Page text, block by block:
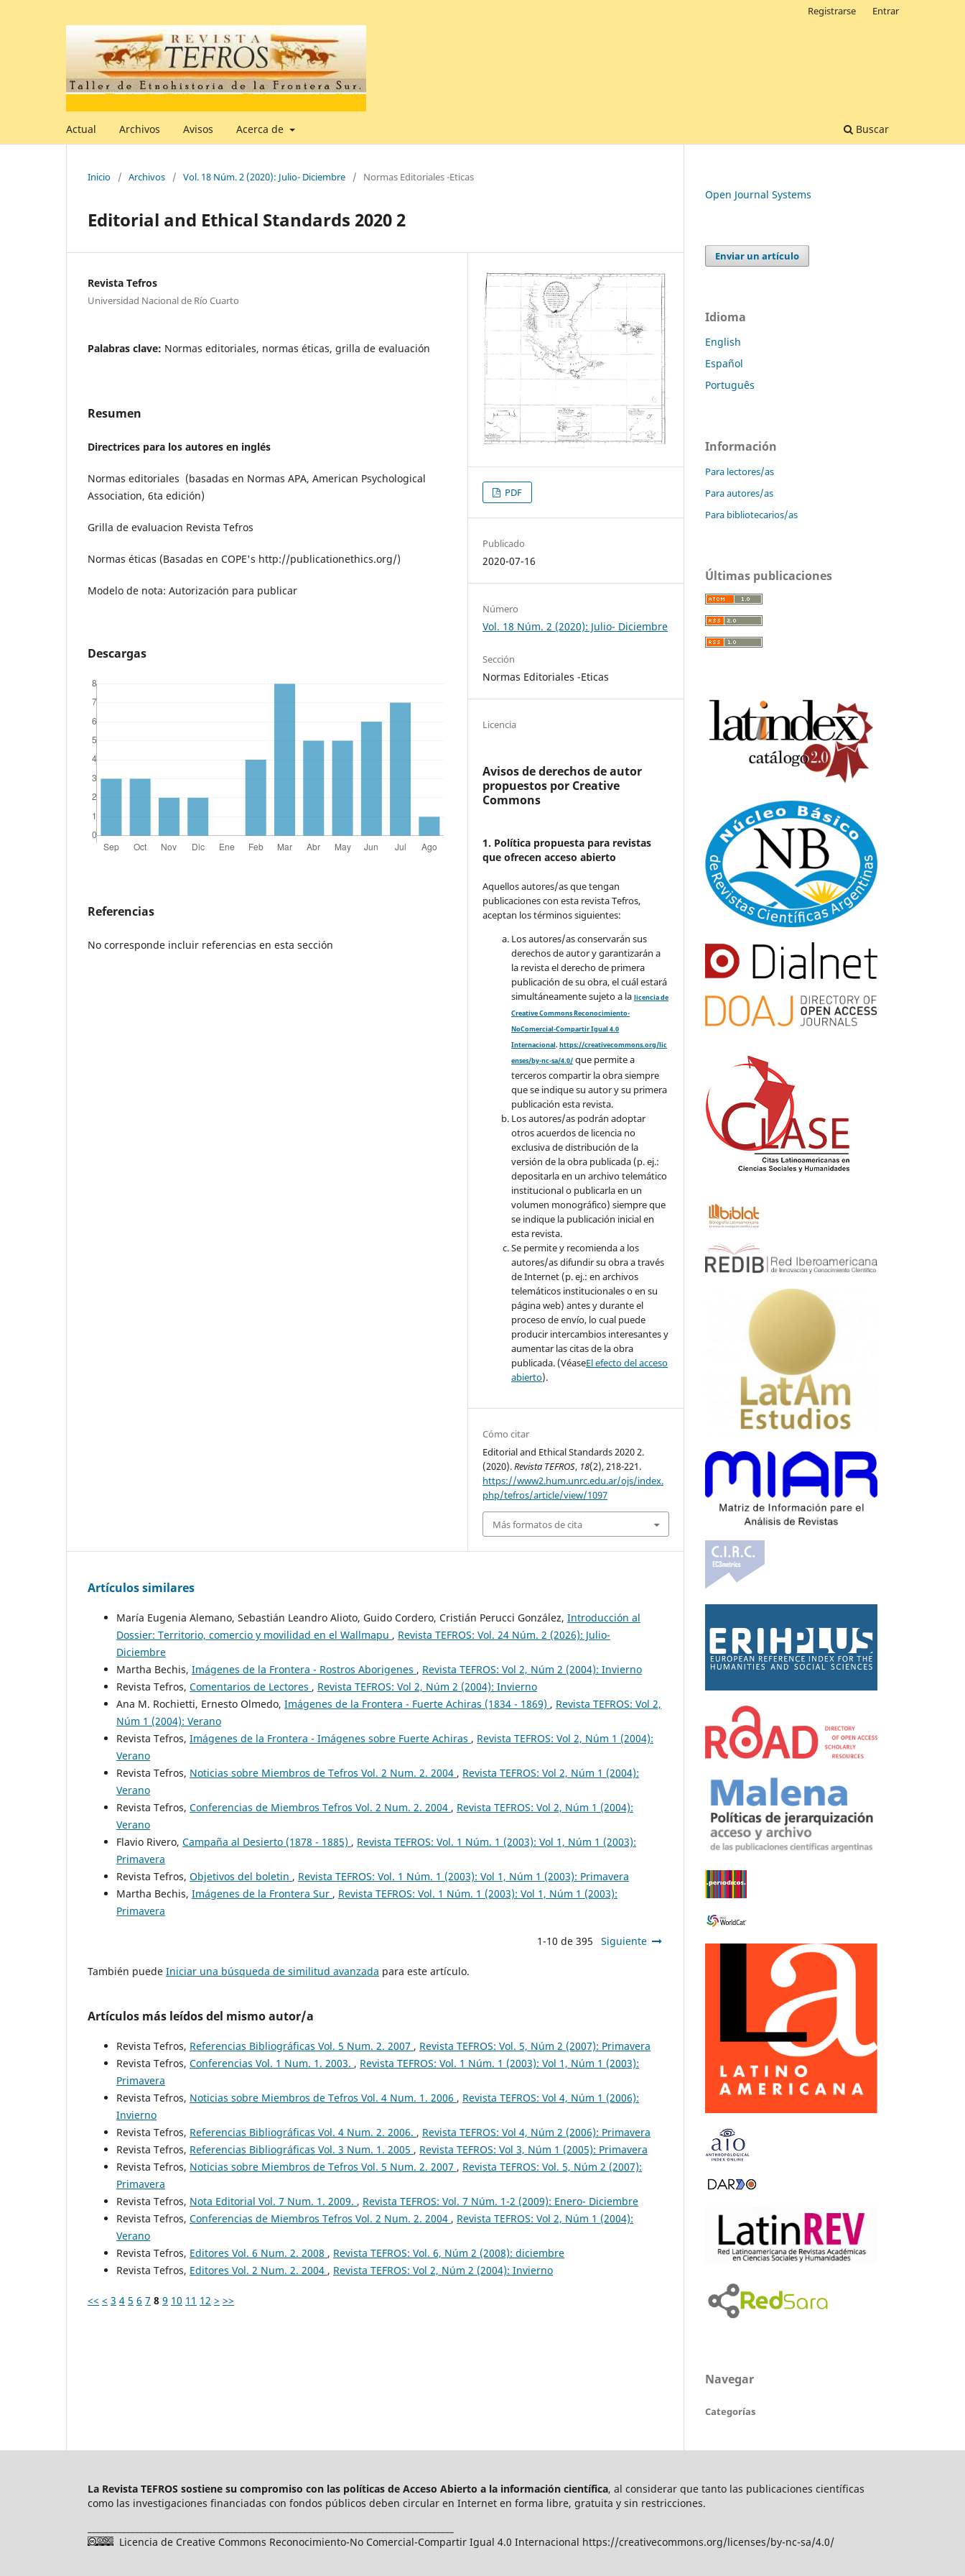
Actual Archivos Avisos Acerca de Buscar
Registrarse Entrar
Inicio / Archivos / Vol. 18 Núm. 2 (2020): Julio- Diciembre / Normas Editoriales -Eticas
Editorial and Ethical Standards 2020 2
Revista Tefros
Universidad Nacional de Río Cuarto
Palabras clave: Normas editoriales, normas éticas, grilla de evaluación
Resumen
Directrices para los autores en inglés
Normas editoriales (basadas en Normas APA, American Psychological
Association, 6ta edición)
Grilla de evaluacion Revista Tefros
Normas éticas (Basadas en COPE's http://publicationethics.org/)
Modelo de nota: Autorización para publicar
Descargas
Referencias
No corresponde incluir referencias en esta sección
PDF
Publicado
2020-07-16
Número
Vol. 18 Núm. 2 (2020): Julio- Diciembre
Sección
Normas Editoriales -Eticas
Licencia
Avisos de derechos de autor
propuestos por Creative
Commons
1. Política propuesta para revistas
que ofrecen acceso abierto
Aquellos autores/as que tengan
publicaciones con esta revista Tefros,
aceptan los términos siguientes:
Los autores/as conservarán sus
derechos de autor y garantizarán a
la revista el derecho de primera
publicación de su obra, el cuál estará
simultáneamente sujeto a lalicencia de
Creative Commons Reconocimiento-
NoComercial-Compartir Igual 4.0
Internacional.https://creativecommons.org/lic
enses/by-nc-sa/4.0/ que permite a
terceros compartir la obra siempre
que se indique su autor y su primera
publicación esta revista.
Los autores/as podrán adoptar
otros acuerdos de licencia no
exclusiva de distribución de la
versión de la obra publicada (p. ej.:
depositarla en un archivo telemático
institucional o publicarla en un
volumen monográfico) siempre que
se indique la publicación inicial en
esta revista.
Se permite y recomienda a los
autores/as difundir su obra a través
de Internet (p. ej.: en archivos
telemáticos institucionales o en su
página web) antes y durante el
proceso de envío, lo cual puede
producir intercambios interesantes y
aumentar las citas de la obra
publicada. (VéaseEl efecto del acceso
abierto).
Cómo citar
Editorial and Ethical Standards 2020 2.
(2020).Revista TEFROS, 18(2), 218-221.
https://www2.hum.unrc.edu.ar/ojs/index.
php/tefros/article/view/1097
Más formatos de cita
Artículos similares
María Eugenia Alemano, Sebastián Leandro Alioto, Guido Cordero, Cristián Perucci González, Introducción al
Dossier: Territorio, comercio y movilidad en el Wallmapu , Revista TEFROS: Vol. 24 Núm. 2 (2026): Julio-
Diciembre
Martha Bechis, Imágenes de la Frontera - Rostros Aborigenes , Revista TEFROS: Vol 2, Núm 2 (2004): Invierno
Revista Tefros, Comentarios de Lectores , Revista TEFROS: Vol 2, Núm 2 (2004): Invierno
Ana M. Rochietti, Ernesto Olmedo, Imágenes de la Frontera - Fuerte Achiras (1834 - 1869) , Revista TEFROS: Vol 2,
Núm 1 (2004): Verano
Revista Tefros, Imágenes de la Frontera - Imágenes sobre Fuerte Achiras , Revista TEFROS: Vol 2, Núm 1 (2004):
Verano
Revista Tefros, Noticias sobre Miembros de Tefros Vol. 2 Num. 2. 2004 , Revista TEFROS: Vol 2, Núm 1 (2004):
Verano
Revista Tefros, Conferencias de Miembros Tefros Vol. 2 Num. 2. 2004 , Revista TEFROS: Vol 2, Núm 1 (2004):
Verano
Flavio Rivero, Campaña al Desierto (1878 - 1885) , Revista TEFROS: Vol. 1 Núm. 1 (2003): Vol 1, Núm 1 (2003):
Primavera
Revista Tefros, Objetivos del boletin , Revista TEFROS: Vol. 1 Núm. 1 (2003): Vol 1, Núm 1 (2003): Primavera
Martha Bechis, Imágenes de la Frontera Sur , Revista TEFROS: Vol. 1 Núm. 1 (2003): Vol 1, Núm 1 (2003):
Primavera
1-10 de 395 Siguiente
También puede Iniciar una búsqueda de similitud avanzada para este artículo.
Artículos más leídos del mismo autor/a
Revista Tefros, Referencias Bibliográficas Vol. 5 Num. 2. 2007 , Revista TEFROS: Vol. 5, Núm 2 (2007): Primavera
Revista Tefros, Conferencias Vol. 1 Num. 1. 2003. , Revista TEFROS: Vol. 1 Núm. 1 (2003): Vol 1, Núm 1 (2003):
Primavera
Revista Tefros, Noticias sobre Miembros de Tefros Vol. 4 Num. 1. 2006 , Revista TEFROS: Vol 4, Núm 1 (2006):
Invierno
Revista Tefros, Referencias Bibliográficas Vol. 4 Num. 2. 2006. , Revista TEFROS: Vol 4, Núm 2 (2006): Primavera
Revista Tefros, Referencias Bibliográficas Vol. 3 Num. 1. 2005 , Revista TEFROS: Vol 3, Núm 1 (2005): Primavera
Revista Tefros, Noticias sobre Miembros de Tefros Vol. 5 Num. 2. 2007 , Revista TEFROS: Vol. 5, Núm 2 (2007):
Primavera
Revista Tefros, Nota Editorial Vol. 7 Num. 1. 2009. , Revista TEFROS: Vol. 7 Núm. 1-2 (2009): Enero- Diciembre
Revista Tefros, Conferencias de Miembros Tefros Vol. 2 Num. 2. 2004 , Revista TEFROS: Vol 2, Núm 1 (2004):
Verano
Revista Tefros, Editores Vol. 6 Num. 2. 2008 , Revista TEFROS: Vol. 6, Núm 2 (2008): diciembre
Revista Tefros, Editores Vol. 2 Num. 2. 2004 , Revista TEFROS: Vol 2, Núm 2 (2004): Invierno
<< < 3 4 5 6 7 8 9 10 11 12 > >>
Open Journal Systems
Enviar un artículo
Idioma
English
Español
Português
Información
Para lectores/as
Para autores/as
Para bibliotecarios/as
Últimas publicaciones
Navegar
Categorías
La Revista TEFROS sostiene su compromiso con las políticas de Acceso Abierto a la información científica, al considerar que tanto las publicaciones científicas
como las investigaciones financiadas con fondos públicos deben circular en Internet en forma libre, gratuita y sin restricciones.
Licencia de Creative Commons Reconocimiento-No Comercial-Compartir Igual 4.0 Internacional https://creativecommons.org/licenses/by-nc-sa/4.0/